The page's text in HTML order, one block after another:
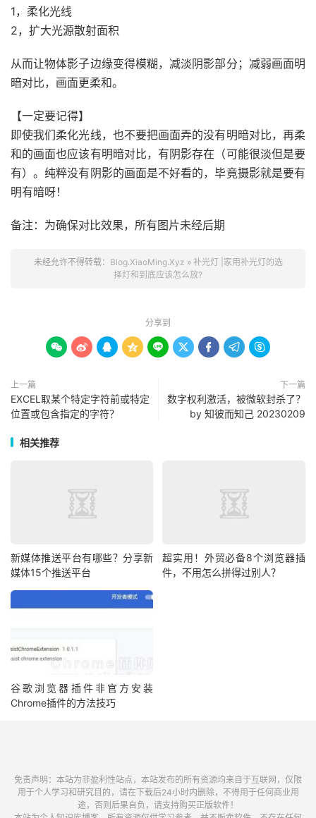
1，柔化光线
2，扩大光源散射面积
从而让物体影子边缘变得模糊，减淡阴影部分；减弱画面明
暗对比，画面更柔和。
【一定要记得】
即使我们柔化光线，也不要把画面弄的没有明暗对比，再柔
和的画面也应该有明暗对比，有阴影存在（可能很淡但是要
有）。纯粹没有阴影的画面是不好看的，毕竟摄影就是要有
明有暗呀！
备注：为确保对比效果，所有图片未经后期
未经允许不得转载： Blog.XiaoMing.Xyz » 补光灯 |家用补光灯的选
择灯和到底应该怎么放?
分享到
        
上一篇
EXCEL取某个特定字符前或特定
位置或包含指定的字符？
下一篇
数字权利激活，被微软封杀了？
by 知彼而知己 20230209
相关推荐
新媒体推送平台有哪些？分享新
媒体15个推送平台
超实用！外贸必备8个浏览器插
件，不用怎么拼得过别人？
谷歌浏览器插件非官方安装
Chrome插件的方法技巧
免责声明：本站为非盈利性站点，本站发布的所有资源均来自于互联网，仅限
用于个人学习和研究目的，请在下载后24小时内删除，不得用于任何商业用
途，否则后果自负，请支持购买正版软件！